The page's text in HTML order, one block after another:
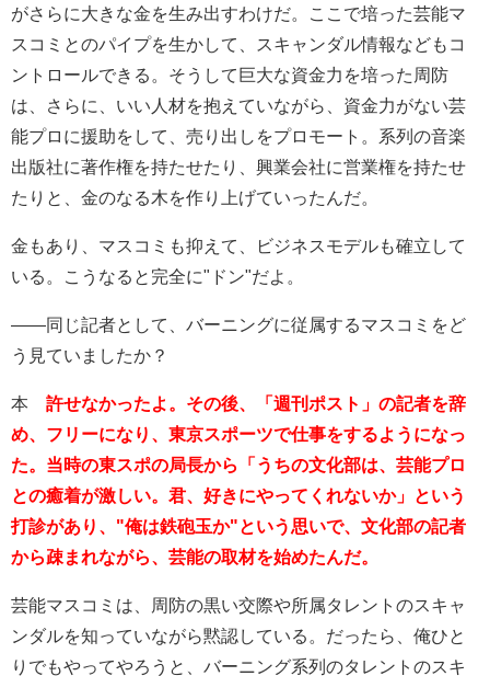
がさらに大きな金を生み出すわけだ。ここで培った芸能マ
スコミとのパイプを生かして、スキャンダル情報などもコ
ントロールできる。そうして巨大な資金力を培った周防
は、さらに、いい人材を抱えていながら、資金力がない芸
能プロに援助をして、売り出しをプロモート。系列の音楽
出版社に著作権を持たせたり、興業会社に営業権を持たせ
たりと、金のなる木を作り上げていったんだ。
金もあり、マスコミも抑えて、ビジネスモデルも確立して
いる。こうなると完全に"ドン"だよ。
――同じ記者として、バーニングに従属するマスコミをど
う見ていましたか？
本 許せなかったよ。その後、「週刊ポスト」の記者を辞
め、フリーになり、東京スポーツで仕事をするようになっ
た。当時の東スポの局長から「うちの文化部は、芸能プロ
との癒着が激しい。君、好きにやってくれないか」という
打診があり、"俺は鉄砲玉か"という思いで、文化部の記者
から疎まれながら、芸能の取材を始めたんだ。
芸能マスコミは、周防の黒い交際や所属タレントのスキャ
ンダルを知っていながら黙認している。だったら、俺ひと
りでもやってやろうと、バーニング系列のタレントのスキ